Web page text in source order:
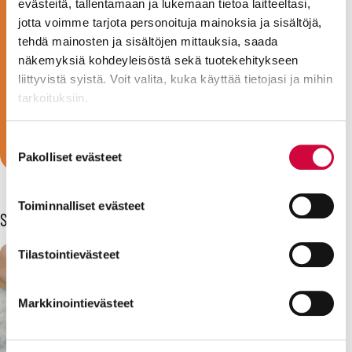
evästeitä, tallentamaan ja lukemaan tietoa laitteeltasi,
jotta voimme tarjota personoituja mainoksia ja sisältöjä,
tehdä mainosten ja sisältöjen mittauksia, saada
näkemyksiä kohdeyleisöstä sekä tuotekehitykseen
liittyvistä syistä. Voit valita, kuka käyttää tietojasi ja mihin
tarkoituksiin.
voit määrittää asetuksesi
. Voit muuttaa
parantavia, ja osaa käytetään tilastointi- tai
valinta
Pakolliset evästeet
Toiminnalliset evästeet
Tilastointievästeet
Markkinointievästeet
esimerkiksi lastenhoitajana, lähihoitajana,
hoiva-avustajana, laitoshuoltajana,
ruokapalvelutyöntekijänä,
koulunkäynninohjaajana tai
kirjastovirkailijana.
Sinua voisi kiinnostaa myös